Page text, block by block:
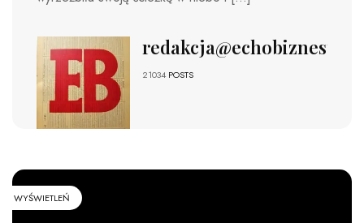
redakcja@echobiznesu.pl
21034 POSTS
WYŚWIETLEŃ